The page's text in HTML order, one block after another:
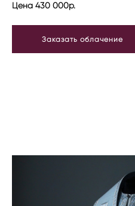
Цена 430 000р.
Заказать облачение